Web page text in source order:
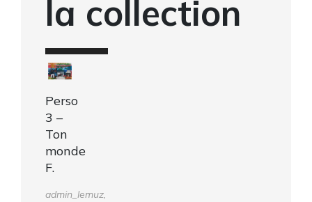
la collection
Perso
3 –
Ton
monde
F.
admin_lemuz,